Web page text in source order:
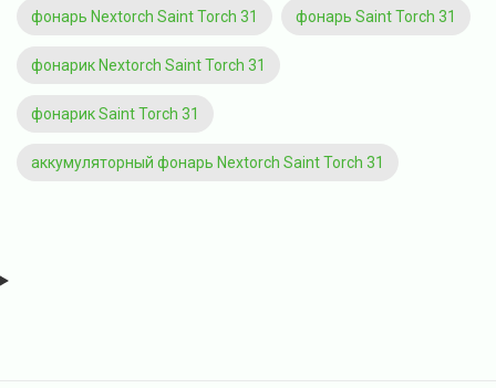
фонарь Nextorch Saint Torch 31 фонарь Saint Torch 31
фонарик Nextorch Saint Torch 31
фонарик Saint Torch 31
аккумуляторный фонарь Nextorch Saint Torch 31